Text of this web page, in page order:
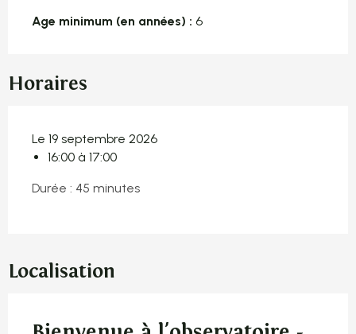
Age minimum (en années) : 6
Horaires
Le 19 septembre 2026
16:00 à 17:00
Durée : 45 minutes
Localisation